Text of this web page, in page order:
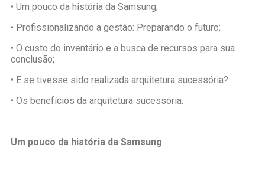
• Um pouco da história da Samsung;
• Profissionalizando a gestão: Preparando o futuro;
• O custo do inventário e a busca de recursos para sua
conclusão;
• E se tivesse sido realizada arquitetura sucessória?
• Os benefícios da arquitetura sucessória.
Um pouco da história da Samsung